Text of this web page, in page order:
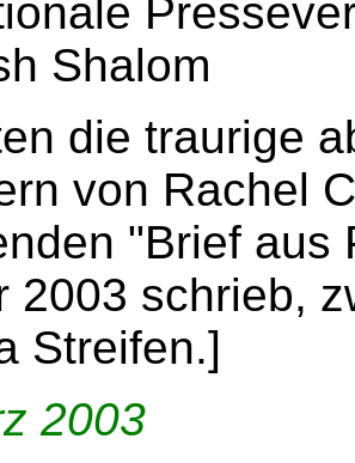
Shalom
die traurige
von Rachel
"Brief aus
2003 schrieb,
Streifen.]
2003